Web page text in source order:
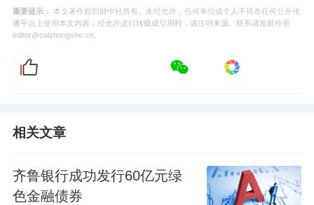
重要提示： 本文著作权归财中社所有。未经允许，任何单位或个人不得在任何公开传
播平台上使用本文内容；经允许进行转载或引用时，请注明来源。联系请发邮件至
editor@caizhongshe.cn。
相关文章
齐鲁银行成功发行60亿元绿
色金融债券